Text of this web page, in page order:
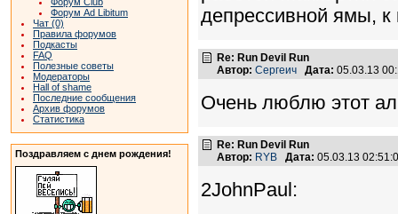
Форум Ad Libitum
Чат (0)
Правила форумов
Подкасты
FAQ
Полезные советы
Модераторы
Hall of shame
Последние сообщения
Архив форумов
Статистика
Поздравляем с днем рождения!
депрессивной ямы, к
Re: Run Devil Run
Автор: Сергеич Дата: 05.03.13
Очень люблю этот
Re: Run Devil Run
Автор: RYB Дата: 05.03.13
2JohnPaul: